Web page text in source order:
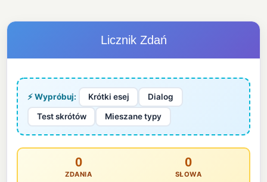
Licznik Zdań
⚡ Wypróbuj: Krótki esej Dialog
Test skrótów Mieszane typy
0
ZDANIA
0
SŁOWA